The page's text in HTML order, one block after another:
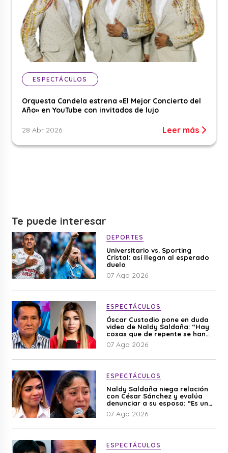
ESPECTÁCULOS
Orquesta Candela estrena «El Mejor Concierto del
Año» en YouTube con invitados de lujo
28 Abr 2026 Leer más
Te puede interesar
DEPORTES
Universitario vs. Sporting
Cristal: así llegan al esperado
duelo
07 Ago 2026
ESPECTÁCULOS
Óscar Custodio pone en duda
video de Naldy Saldaña: “Hay
cosas que de repente se han
editado”
07 Ago 2026
ESPECTÁCULOS
Naldy Saldaña niega relación
con César Sánchez y evalúa
denunciar a su esposa: “Es una
difamación”
07 Ago 2026
ESPECTÁCULOS